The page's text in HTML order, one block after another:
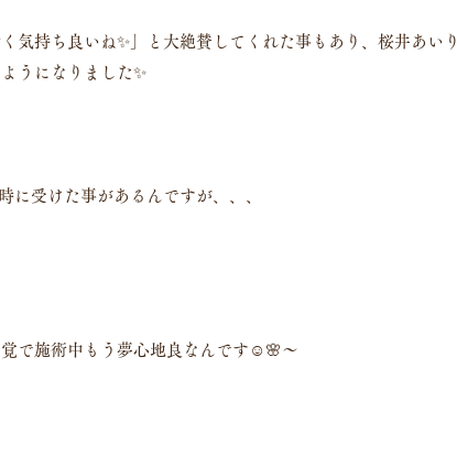
気持ち良いね✨」と大絶賛してくれた事もあり、桜井あいり
うになりました✨
に受けた事があるんですが、、、
で施術中もう夢心地良なんです☺️🌸〜